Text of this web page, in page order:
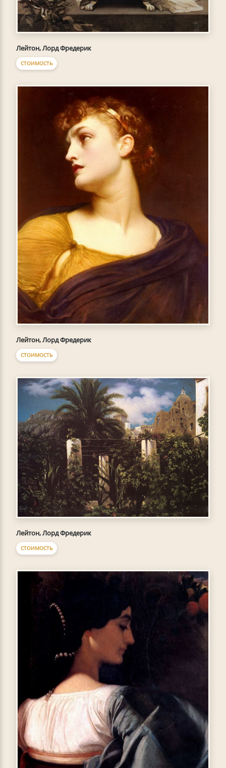
Лейтон, Лорд Фредерик
СТОИМОСТЬ
Лейтон, Лорд Фредерик
СТОИМОСТЬ
Лейтон, Лорд Фредерик
СТОИМОСТЬ